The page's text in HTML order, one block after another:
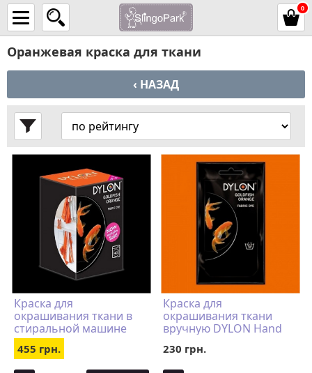
0
Оранжевая краска для ткани
‹ НАЗАД
Краска для
окрашивания ткани в
стиральной машине
DYLON Machine Use
Goldfish Orange
455 грн.
Краска для
окрашивания ткани
вручную DYLON Hand
230 грн.